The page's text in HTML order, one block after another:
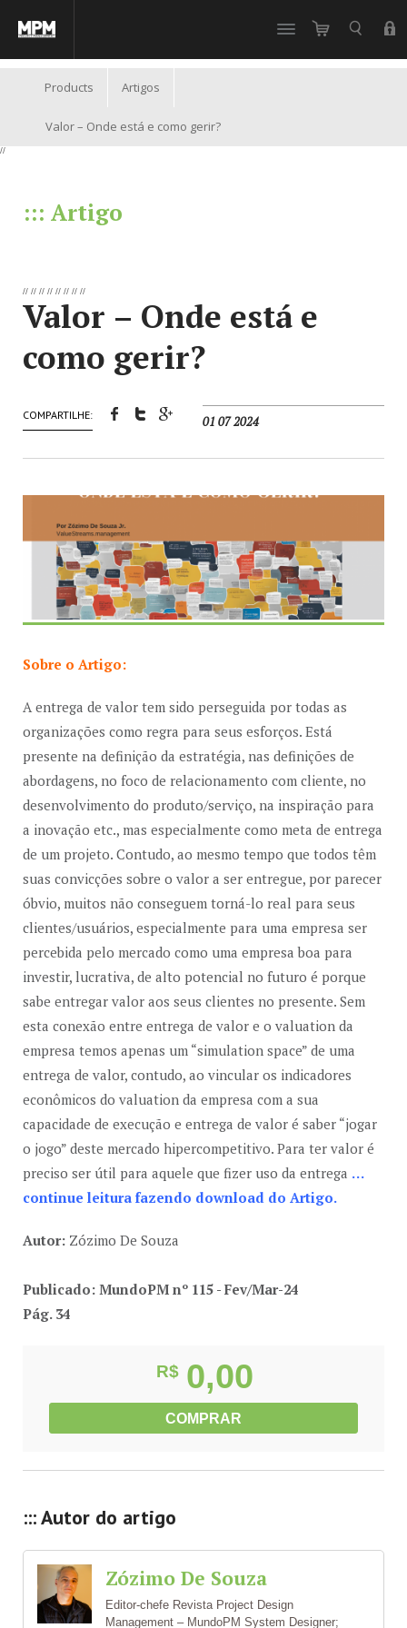
Products Artigos
Valor – Onde está e como gerir?
//
::: Artigo
// // // // // // // //
Valor – Onde está e
como gerir?
01 07 2024
COMPARTILHE:
Sobre o Artigo:
A entrega de valor tem sido perseguida por todas as
organizações como regra para seus esforços. Está
presente na definição da estratégia, nas definições de
abordagens, no foco de relacionamento com cliente, no
desenvolvimento do produto/serviço, na inspiração para
a inovação etc., mas especialmente como meta de entrega
de um projeto. Contudo, ao mesmo tempo que todos têm
suas convicções sobre o valor a ser entregue, por parecer
óbvio, muitos não conseguem torná-lo real para seus
clientes/usuários, especialmente para uma empresa ser
percebida pelo mercado como uma empresa boa para
investir, lucrativa, de alto potencial no futuro é porque
sabe entregar valor aos seus clientes no presente. Sem
esta conexão entre entrega de valor e o valuation da
empresa temos apenas um “simulation space” de uma
entrega de valor, contudo, ao vincular os indicadores
econômicos do valuation da empresa com a sua
capacidade de execução e entrega de valor é saber “jogar
o jogo” deste mercado hipercompetitivo. Para ter valor é
preciso ser útil para aquele que fizer uso da entrega …
continue leitura fazendo download do Artigo.
Autor: Zózimo De Souza
Publicado: MundoPM nº 115 - Fev/Mar-24
Pág. 34
R$ 0,00
COMPRAR
::: Autor do artigo
Zózimo De Souza
Editor-chefe Revista Project Design
Management – MundoPM System Designer;